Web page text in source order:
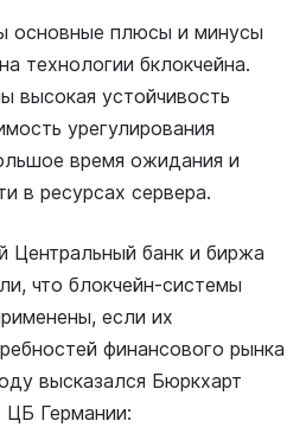
основные плюсы и минусы
технологии бклокчейна.
высокая устойчивость
урегулирования
время ожидания и
в ресурсах сервера.
Центральный банк и биржа
что блокчейн-системы
если их
финансового рынка
высказался Бюркхарт
ЦБ Германии: